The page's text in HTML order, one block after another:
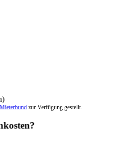
Mieterbund zur Verfügung gestellt.